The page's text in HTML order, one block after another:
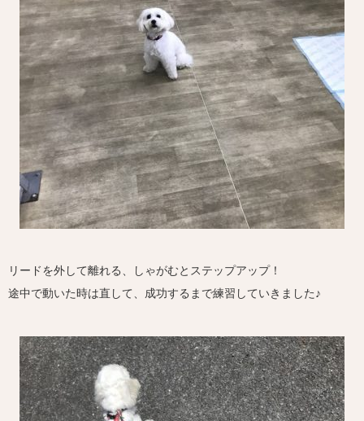
リードを外して離れる、しゃがむとステップアップ！
途中で動いた時は直して、成功するまで練習していきました♪